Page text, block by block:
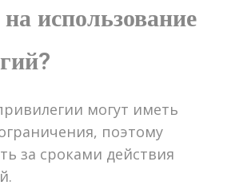
использование
могут иметь
поэтому
за сроками действия